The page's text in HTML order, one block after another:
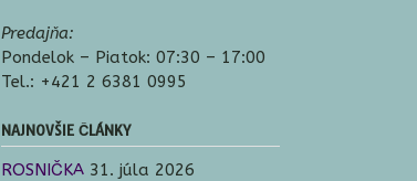
Predajňa:
Pondelok – Piatok: 07:30 – 17:00
Tel.: +421 2 6381 0995
NAJNOVŠIE ČLÁNKY
ROSNIČKA 31. júla 2026